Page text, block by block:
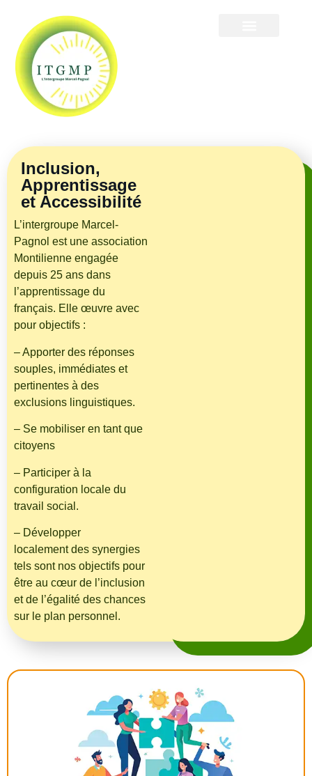
Inclusion,
Apprentissage
et Accessibilité
L’intergroupe Marcel-
Pagnol est une association
Montilienne engagée
depuis 25 ans dans
l’apprentissage du
français. Elle œuvre avec
pour objectifs :
– Apporter des réponses
souples, immédiates et
pertinentes à des
exclusions linguistiques.
– Se mobiliser en tant que
citoyens
– Participer à la
configuration locale du
travail social.
– Développer
localement des synergies
tels sont nos objectifs pour
être au cœur de l’inclusion
et de l’égalité des chances
sur le plan personnel.